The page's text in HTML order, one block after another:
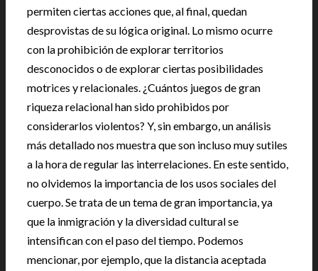
permiten ciertas acciones que, al final, quedan
desprovistas de su lógica original. Lo mismo ocurre
con la prohibición de explorar territorios
desconocidos o de explorar ciertas posibilidades
motrices y relacionales. ¿Cuántos juegos de gran
riqueza relacional han sido prohibidos por
considerarlos violentos? Y, sin embargo, un análisis
más detallado nos muestra que son incluso muy sutiles
a la hora de regular las interrelaciones. En este sentido,
no olvidemos la importancia de los usos sociales del
cuerpo. Se trata de un tema de gran importancia, ya
que la inmigración y la diversidad cultural se
intensifican con el paso del tiempo. Podemos
mencionar, por ejemplo, que la distancia aceptada